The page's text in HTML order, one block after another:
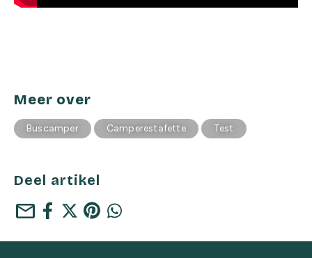
Meer over
Buscamper Camperestafette Test
Deel artikel
mail